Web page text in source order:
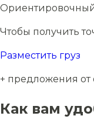
Чтобы получить
Разместить груз
+ предложения от
Как вам